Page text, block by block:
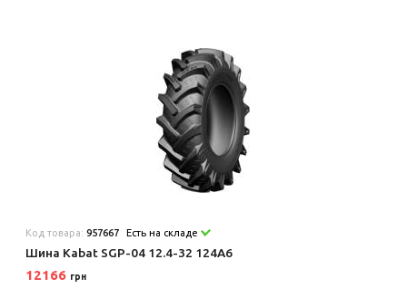
Код товара:957667 Есть на складе
Шина Kabat SGP-04 12.4-32 124A6
12166 грн